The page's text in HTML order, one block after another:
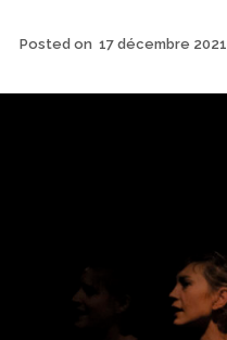
Posted on 17 décembre 2021